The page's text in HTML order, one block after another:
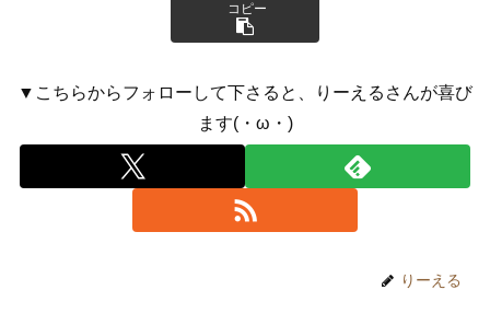
コピー
▼こちらからフォローして下さると、りーえるさんが喜び
ます(・ω・)
りーえる